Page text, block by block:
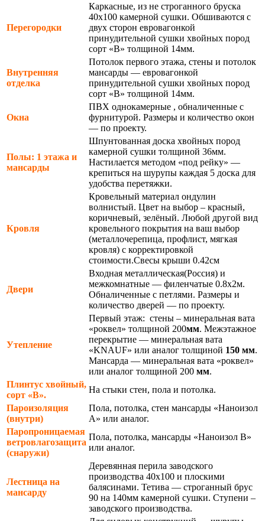
Перегородки
Каркасные, из не строганного бруска
40х100 камерной сушки. Обшиваются с
двух сторон евровагонкой
принудительной сушки хвойных пород
сорт «В» толщиной 14мм.
Внутренняя
отделка
Потолок первого этажа, стены и потолок
мансарды — евровагонкой
принудительной сушки хвойных пород
сорт «В» толщиной 14мм.
Окна
ПВХ однокамерные , обналиченные с
фурнитурой. Размеры и количество окон
— по проекту.
Полы: 1 этажа и
мансарды
Шпунтованная доска хвойных пород
камерной сушки толщиной 36мм.
Настилается методом «под рейку» —
крепиться на шурупы каждая 5 доска для
удобства перетяжки.
Кровля
Кровельный материал ондулин
волнистый. Цвет на выбор – красный,
коричневый, зелёный. Любой другой вид
кровельного покрытия на ваш выбор
(металлочерепица, профлист, мягкая
кровля) с корректировкой
стоимости.Свесы крыши 0.42см
Двери
Входная металлическая(Россия) и
межкомнатные — филенчатые 0.8х2м.
Обналиченные с петлями. Размеры и
количество дверей — по проекту.
Утепление
Первый этаж: стены – минеральная вата
«роквел» толщиной 200мм. Межэтажное
перекрытие — минеральная вата
«KNAUF» или аналог толщиной 150 мм.
Мансарда — минеральная вата «роквел»
или аналог толщиной 200 мм.
Плинтус хвойный,
сорт «В».
На стыки стен, пола и потолка.
Пароизоляция
(внутри)
Пола, потолка, стен мансарды «Наноизол
А» или аналог.
Паропроницаемая
ветровлагозащита
(снаружи)
Пола, потолка, мансарды «Наноизол В»
или аналог.
Лестница на
мансарду
Деревянная перила заводского
производства 40х100 и плоскими
балясинами. Тетива — строганный брус
90 на 140мм камерной сушки. Ступени –
заводского производства.